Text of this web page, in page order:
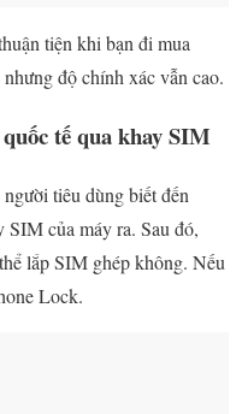
tiện khi bạn đi mua
độ chính xác vẫn cao.
tế qua khay SIM
tiêu dùng biết đến
của máy ra. Sau đó,
lắp SIM ghép không. Nếu
Lock.